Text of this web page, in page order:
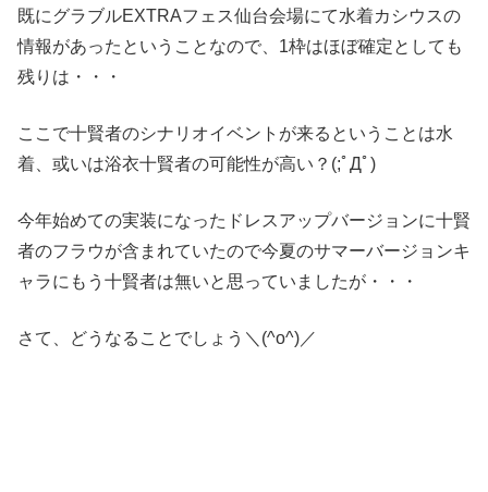
既にグラブルEXTRAフェス仙台会場にて水着カシウスの
情報があったということなので、1枠はほぼ確定としても
残りは・・・
ここで十賢者のシナリオイベントが来るということは水
着、或いは浴衣十賢者の可能性が高い？(;ﾟДﾟ)
今年始めての実装になったドレスアップバージョンに十賢
者のフラウが含まれていたので今夏のサマーバージョンキ
ャラにもう十賢者は無いと思っていましたが・・・
さて、どうなることでしょう＼(^o^)／